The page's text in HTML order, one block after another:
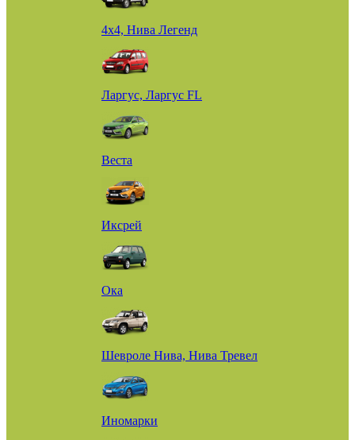
4х4, Нива Легенд
Ларгус, Ларгус FL
Веста
Иксрей
Ока
Шевроле Нива, Нива Тревел
Иномарки